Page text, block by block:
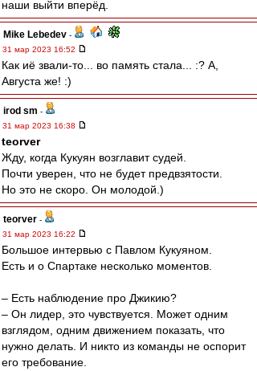
наши выйти вперёд.
Mike Lebedev -
31 мар 2023 16:52
Как иё звали-то... во память стала... :? А,
Августа же! :)
irod sm -
31 мар 2023 16:38
teorver
Жду, когда Кукуян возглавит судей.
Почти уверен, что не будет предвзятости.
Но это не скоро. Он молодой.)
teorver -
31 мар 2023 16:22
Большое интервью с Павлом Кукуяном.
Есть и о Спартаке несколько моментов.
– Есть наблюдение про Джикию?
– Он лидер, это чувствуется. Может одним
взглядом, одним движением показать, что
нужно делать. И никто из команды не оспорит
его требование.